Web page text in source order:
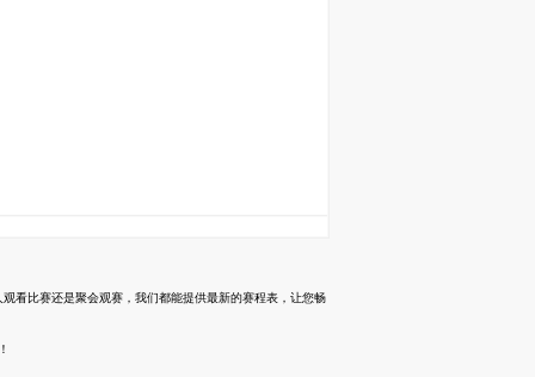
看比赛还是聚会观赛，我们都能提供最新的赛程表，让您畅